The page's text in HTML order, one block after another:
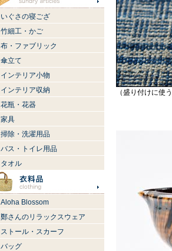
いぐさの寝ござ
竹細工・かご
布・ファブリック
傘立て
インテリア小物
インテリア収納
花瓶・花器
家具
掃除・洗濯用品
バス・トイレ用品
タオル
Aloha Blossom
鄭さんのリラックスウェア
ストール・スカーフ
バッグ
（盛り付けに使